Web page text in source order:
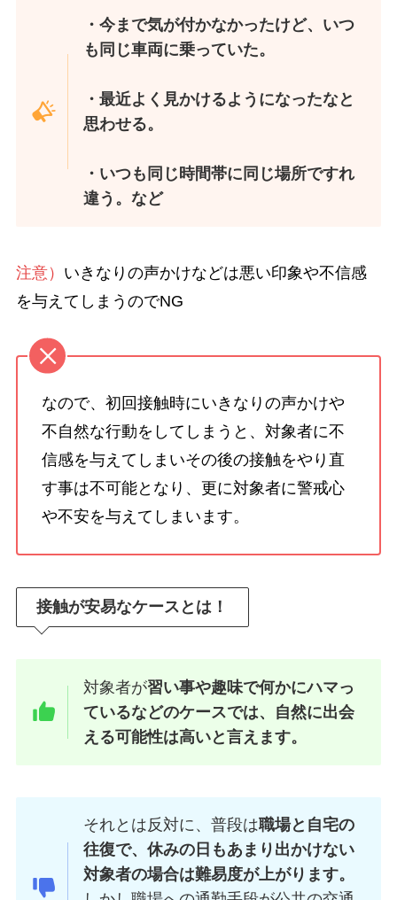
・今まで気が付かなかったけど、いつ
も同じ車両に乗っていた。
・最近よく見かけるようになったなと
思わせる。
・いつも同じ時間帯に同じ場所ですれ
違う。など
注意） いきなりの声かけなどは悪い印象や不信感
を与えてしまうのでNG
なので、初回接触時にいきなりの声かけや
不自然な行動をしてしまうと、対象者に不
信感を与えてしまいその後の接触をやり直
す事は不可能となり、更に対象者に警戒心
や不安を与えてしまいます。
接触が安易なケースとは！
対象者が習い事や趣味で何かにハマっ
ているなどのケースでは、自然に出会
える可能性は高いと言えます。
それとは反対に、普段は職場と自宅の
往復で、休みの日もあまり出かけない
対象者の場合は難易度が上がります。